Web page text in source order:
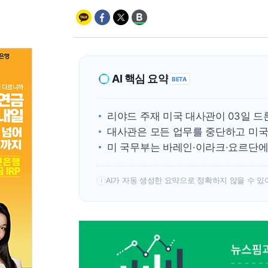
AI 핵심 요약 BETA
리야드 주재 미국 대사관이 03일
대사관은 모든 업무를 중단하고 미
미 국무부는 바레인·이라크·요르단
! AI가 자동 생성한 요약으로 정확하지 않을 수 있